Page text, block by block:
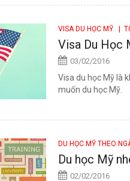
VISA DU HỌC MỸ |
Visa Du Học
03/02/2016
Visa du học Mỹ là
muốn du học Mỹ.
DU HỌC MỸ THEO
Du học Mỹ
02/02/2016